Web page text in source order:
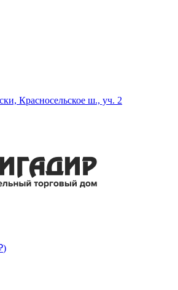
Красносельское ш., уч. 2
)